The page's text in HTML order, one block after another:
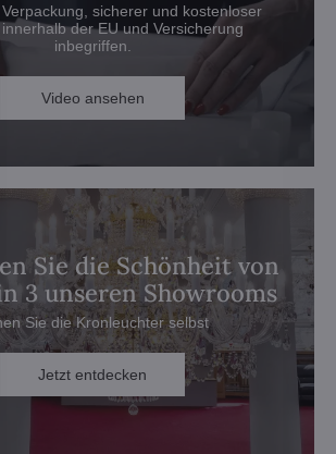
sicherer und kostenloser
der EU und Versicherung
inbegriffen.
Video ansehen
Sie die Schönheit von
3 unseren Showrooms
Sie die Kronleuchter selbst
Jetzt entdecken